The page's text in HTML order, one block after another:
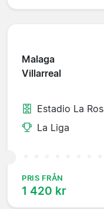
Malaga
Villarreal
Estadio La
La Liga
PRIS FRÅN
1 420 kr